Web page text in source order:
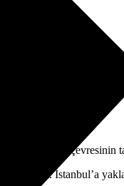
biridir. Şile çevresinin
ilçedir. İstanbul’a